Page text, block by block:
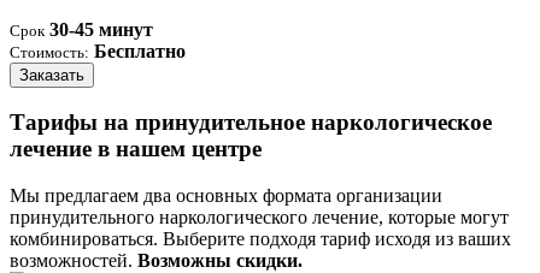
Срок 30-45 минут
Стоимость: Бесплатно
Заказать
Тарифы на принудительное наркологическое
лечение в нашем центре
Мы предлагаем два основных формата организации
принудительного наркологического лечение, которые могут
комбинироваться. Выберите подходя тариф исходя из ваших
возможностей. Возможны скидки.